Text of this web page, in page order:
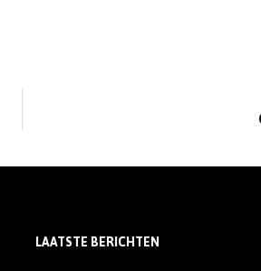
LAATSTE BERICHTEN